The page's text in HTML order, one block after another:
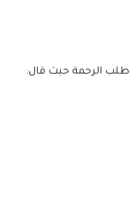
وطلب الرحمة حيث قال: